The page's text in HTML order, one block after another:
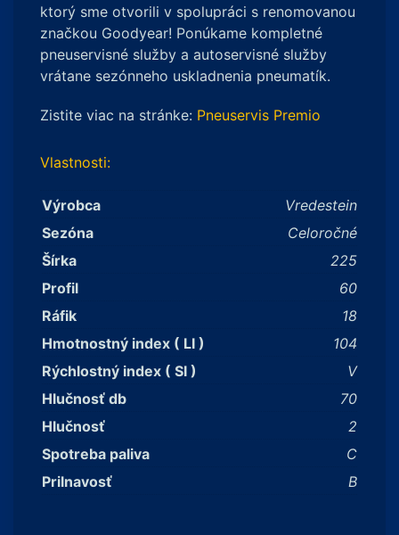
ktorý sme otvorili v spolupráci s renomovanou
značkou Goodyear! Ponúkame kompletné
pneuservisné služby a autoservisné služby
vrátane sezónneho uskladnenia pneumatík.
Zistite viac na stránke: Pneuservis Premio
Vlastnosti:
Výrobca
Vredestein
Sezóna
Celoročné
Šírka
225
Profil
60
Ráfik
18
Hmotnostný index ( LI )
104
Rýchlostný index ( SI )
V
Hlučnosť db
70
Hlučnosť
2
Spotreba paliva
C
Prilnavosť
B